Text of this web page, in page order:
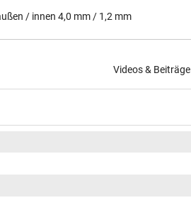
/ innen 4,0 mm / 1,2 mm
Videos & Beiträge